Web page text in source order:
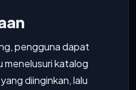
pengguna dapat
menelusuri katalog
diinginkan, lalu